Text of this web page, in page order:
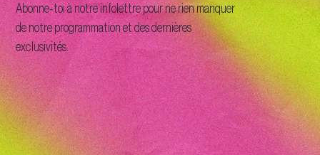
Abonne-toi à notre infolettre pour ne rien manquer
de notre programmation et des dernières
exclusivités.